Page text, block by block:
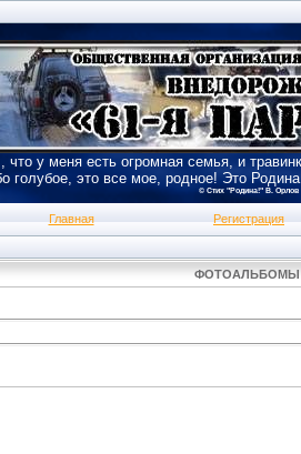
что у меня есть огромная семья, и
голубое, это все мое, родное! Это
© Стих "Родина!" В. Орлов
Главная Регистрация
ФОТОАЛЬБОМЫ